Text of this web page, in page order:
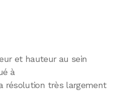
et hauteur au sein
à
résolution très largement